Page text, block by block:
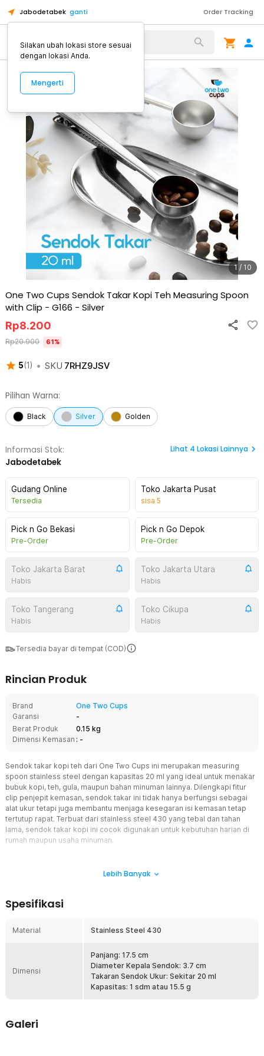
Jabodetabek ganti Order Tracking
Alat Kopi
1 / 10
One Two Cups Sendok Takar Kopi Teh Measuring Spoon
with Clip - G166 - Silver
5(1 ) • SKU 7RHZ9JSV
Rp8.200
Rp20.900 61%
Pilihan Warna:
Black Silver Golden
Informasi Stok:
Jabodetabek
Lihat 4 Lokasi Lainnya
Gudang Online
Tersedia
Toko Jakarta Pusat
sisa 5
Pick n Go Bekasi
Pre-Order
Pick n Go Depok
Pre-Order
Toko Jakarta Barat
Habis
Toko Jakarta Utara
Habis
Toko Tangerang
Habis
Toko Cikupa
Habis
Tersedia bayar di tempat (COD)
Rincian Produk
Brand
One Two Cups
Garansi
-
Berat Produk
0.15 kg
Dimensi Kemasan : -
Sendok takar kopi teh dari One Two Cups ini merupakan measuring
spoon stainless steel dengan kapasitas 20 ml yang ideal untuk menakar
bubuk kopi, teh, gula, maupun bahan minuman lainnya. Dilengkapi fitur
clip penjepit kemasan, sendok takar ini tidak hanya berfungsi sebagai
alat ukur tetapi juga membantu menjaga kesegaran isi kemasan tetap
tertutup rapat. Terbuat dari stainless steel 430 yang tebal dan tahan
lama, sendok takar kopi ini cocok digunakan untuk kebutuhan harian di
rumah maupun usaha minuman.
untuk membuat beberapa gelas kopi atau minuman sekaligus.
Takaran yang konsisten membantu menjaga cita rasa minuman
Jaga Kondisi Minuman
Bagian belakang sendok dilengkapi clip yang dapat digunakan
untuk menjepit kemasan kopi atau teh agar tetap tertutup rapat.
tambahan penjepit terpisah. Praktis digunakan dan membantu
menjaga area dapur tetap rapi.
Lebih Banyak
Spesifikasi
Material Stainless Steel 430
Dimensi
Panjang: 17.5 cm
Diameter Kepala Sendok: 3.7 cm
Takaran Sendok Ukur: Sekitar 20 ml
Kapasitas: 1 sdm atau 15.5 g
Galeri
Silakan ubah lokasi store sesuai
dengan lokasi Anda.
Mengerti